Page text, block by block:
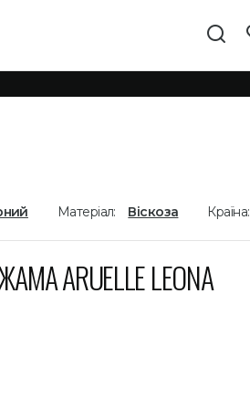
Матеріал: Віскоза Країна:
ARUELLE LEONA